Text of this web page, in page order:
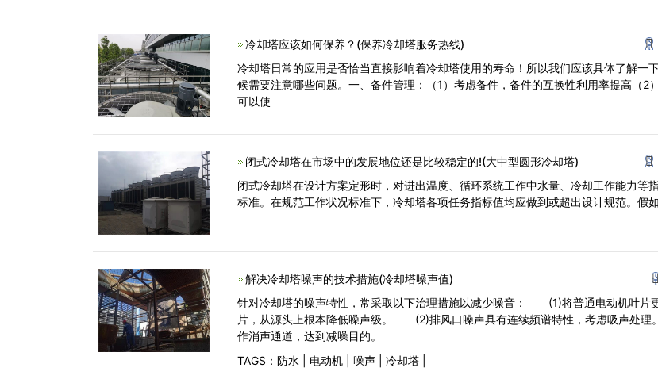
冷却塔应该如何保养？(保养冷却塔服务热线)
冷却塔日常的应用是否恰当直接影响着冷却塔使用的寿命！所以我们应该具体了解一
候需要注意哪些问题。一、备件管理：（1）考虑备件，备件的互换性利用率提高（2
可以使
闭式冷却塔在市场中的发展地位还是比较稳定的!(大中型圆形冷却塔)
闭式冷却塔在设计方案定形时，对进出温度、循环系统工作中水量、冷却工作能力等
标准。在规范工作状况标准下，冷却塔各项任务指标值均应做到或超出设计规范。假
解决冷却塔噪声的技术措施(冷却塔噪声值)
针对冷却塔的噪声特性，常采取以下治理措施以减少噪音： (1)将普通电动机叶片
片，从源头上根本降低噪声级。 (2)排风口噪声具有连续频谱特性，考虑吸声处理
作消声通道，达到减噪目的。
TAGS： 防水 电动机| 噪声| 冷却塔|